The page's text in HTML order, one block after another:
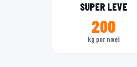
SUPER LEVE
200
kg por nível